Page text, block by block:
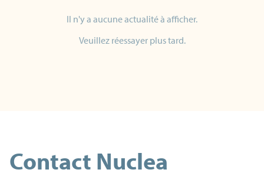
Il n'y a aucune actualité à afficher.
Veuillez réessayer plus tard.
Contact Nuclea